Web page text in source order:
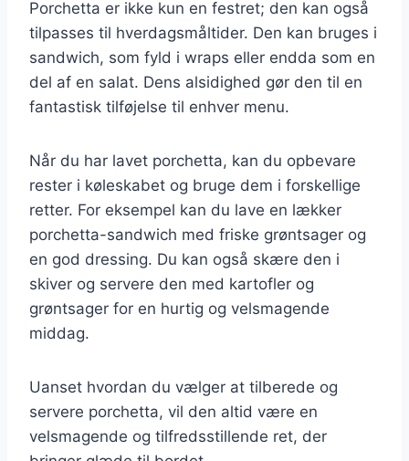
Porchetta er ikke kun en festret; den kan også
tilpasses til hverdagsmåltider. Den kan bruges i
sandwich, som fyld i wraps eller endda som en
del af en salat. Dens alsidighed gør den til en
fantastisk tilføjelse til enhver menu.
Når du har lavet porchetta, kan du opbevare
rester i køleskabet og bruge dem i forskellige
retter. For eksempel kan du lave en lækker
porchetta-sandwich med friske grøntsager og
en god dressing. Du kan også skære den i
skiver og servere den med kartofler og
grøntsager for en hurtig og velsmagende
middag.
Uanset hvordan du vælger at tilberede og
servere porchetta, vil den altid være en
velsmagende og tilfredsstillende ret, der